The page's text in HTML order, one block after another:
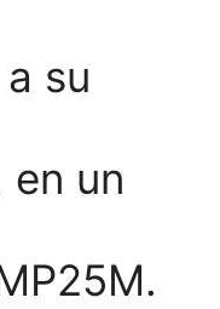
su
un